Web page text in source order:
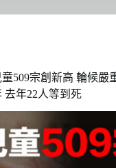
509宗創新高 輪候嚴
去年22人等到死